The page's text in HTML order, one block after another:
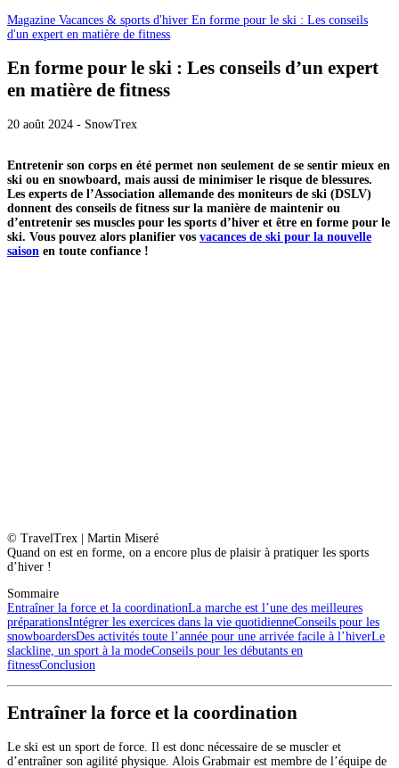
Magazine Vacances & sports d'hiver En forme pour le ski : Les conseils
d'un expert en matière de fitness
En forme pour le ski : Les conseils d’un expert
en matière de fitness
20 août 2024 - SnowTrex
Entretenir son corps en été permet non seulement de se sentir mieux en
ski ou en snowboard, mais aussi de minimiser le risque de blessures.
Les experts de l’Association allemande des moniteurs de ski (DSLV)
donnent des conseils de fitness sur la manière de maintenir ou
d’entretenir ses muscles pour les sports d’hiver et être en forme pour le
ski. Vous pouvez alors planifier vos vacances de ski pour la nouvelle
saison en toute confiance !
© TravelTrex | Martin Miseré
Quand on est en forme, on a encore plus de plaisir à pratiquer les sports
d’hiver !
Sommaire
Entraîner la force et la coordinationLa marche est l’une des meilleures
préparationsIntégrer les exercices dans la vie quotidienneConseils pour les
snowboardersDes activités toute l’année pour une arrivée facile à l’hiverLe
slackline, un sport à la modeConseils pour les débutants en
fitnessConclusion
Entraîner la force et la coordination
Le ski est un sport de force. Il est donc nécessaire de se muscler et
d’entraîner son agilité physique. Alois Grabmair est membre de l’équipe de